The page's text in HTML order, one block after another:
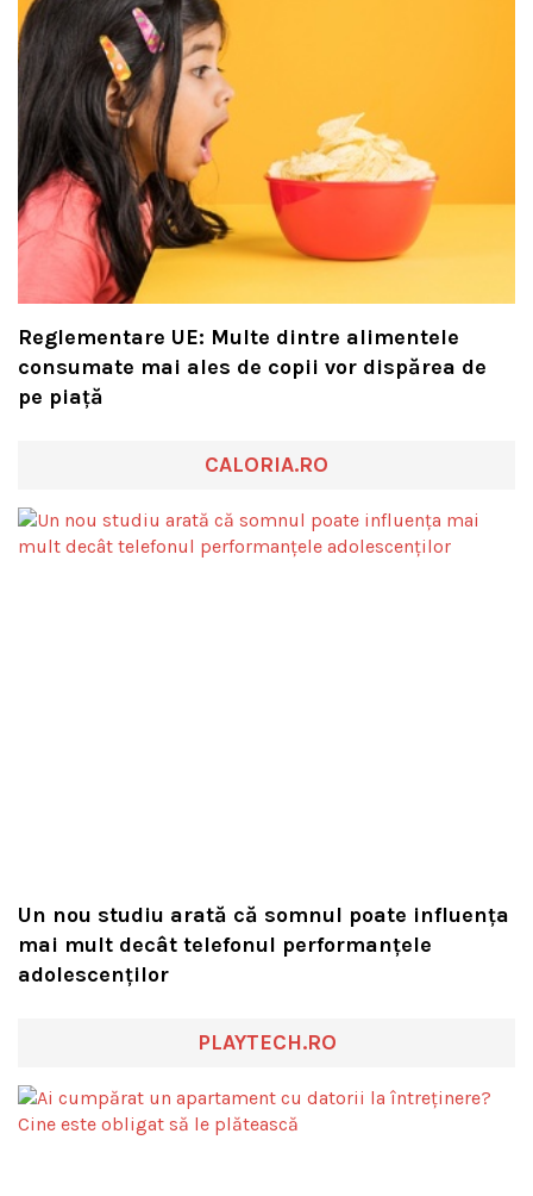
Reglementare UE: Multe dintre alimentele
consumate mai ales de copii vor dispărea de
pe piață
CALORIA.RO
Un nou studiu arată că somnul poate influența
mai mult decât telefonul performanțele
adolescenților
PLAYTECH.RO